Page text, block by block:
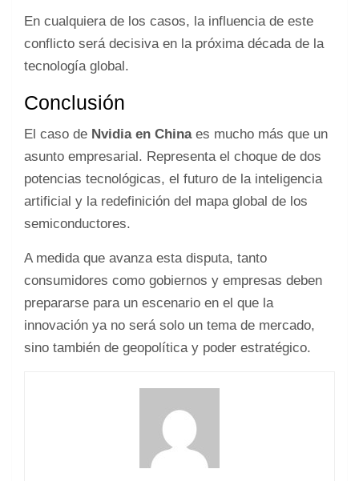
En cualquiera de los casos, la influencia de este
conflicto será decisiva en la próxima década de la
tecnología global.
Conclusión
El caso de Nvidia en Chinaes mucho más que un
asunto empresarial. Representa el choque de dos
potencias tecnológicas, el futuro de la inteligencia
artificial y la redefinición del mapa global de los
semiconductores.
A medida que avanza esta disputa, tanto
consumidores como gobiernos y empresas deben
prepararse para un escenario en el que la
innovación ya no será solo un tema de mercado,
sino también de geopolítica y poder estratégico.